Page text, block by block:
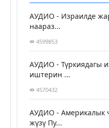
АУДИО - Израилде
наараз...
4599853
АУДИО - Түркиядагы
иштерин ...
4570432
АУДИО - Америкалык
жүзү Пу...